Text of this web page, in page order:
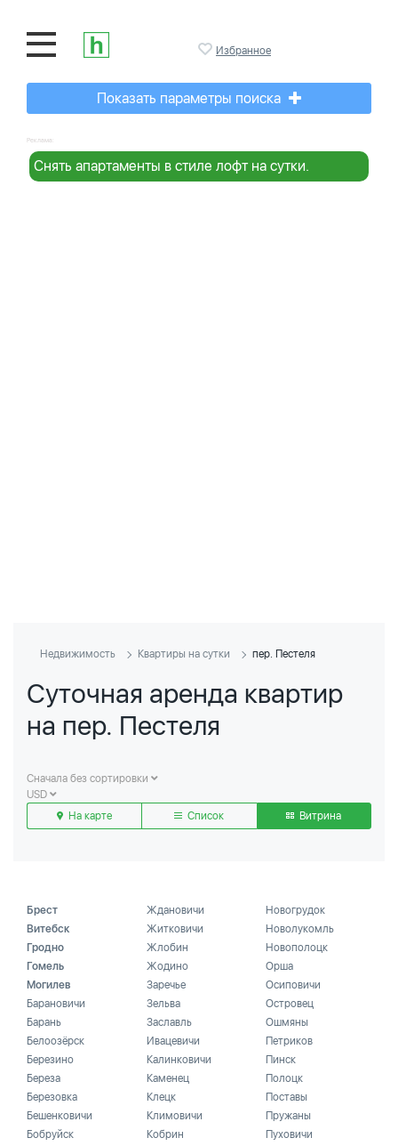
Избранное
Показать параметры поиска
Реклама:
Снять апартаменты в стиле лофт на сутки.
Недвижимость Квартиры на сутки пер. Пестеля
Суточная аренда квартир
на пер. Пестеля
Сначала без сортировки
USD
На карте
Список Витрина
Брест
Витебск
Гродно
Гомель
Могилев
Барановичи
Барань
Белоозёрск
Березино
Береза
Березовка
Бешенковичи
Бобруйск
Ждановичи
Житковичи
Жлобин
Жодино
Заречье
Зельва
Заславль
Ивацевичи
Калинковичи
Каменец
Клецк
Климовичи
Кобрин
Новогрудок
Новолукомль
Новополоцк
Орша
Осиповичи
Островец
Ошмяны
Петриков
Пинск
Полоцк
Поставы
Пружаны
Пуховичи